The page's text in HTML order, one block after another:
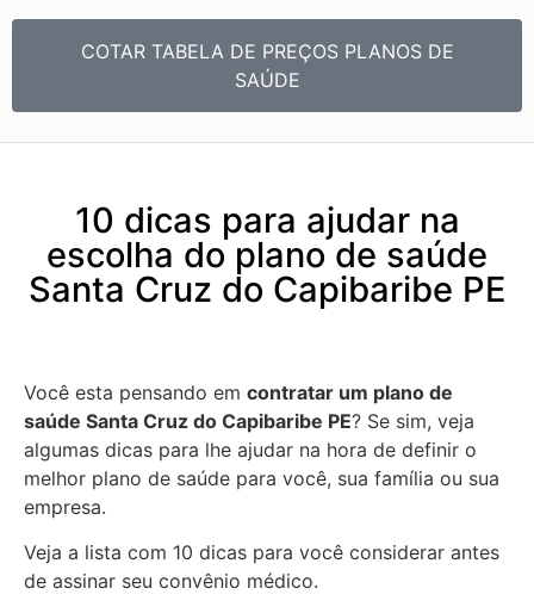
COTAR TABELA DE PREÇOS PLANOS DE
SAÚDE
10 dicas para ajudar na
escolha do plano de saúde
Santa Cruz do Capibaribe PE
Você esta pensando em contratar um plano de
saúde Santa Cruz do Capibaribe PE? Se sim, veja
algumas dicas para lhe ajudar na hora de definir o
melhor plano de saúde para você, sua família ou sua
empresa.
Veja a lista com 10 dicas para você considerar antes
de assinar seu convênio médico.